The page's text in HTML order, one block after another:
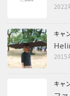
2022
キャ
2015
キャ